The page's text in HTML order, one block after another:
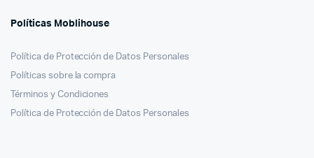
Políticas Moblihouse
Política de Protección de Datos Personales
Políticas sobre la compra
Términos y Condiciones
Política de Protección de Datos Personales